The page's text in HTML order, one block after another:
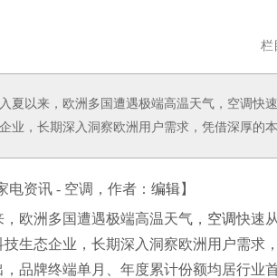
栏
入夏以来，欧洲多国遭遇极端高温天气，空调快
业，长期深入洞察欧洲用户需求，凭借深厚的
电资讯 - 空调，作者： 编辑】
，欧洲多国遭遇极端高温天气， 空调快速
生态企业，长期深入洞察欧洲用户需求
，品牌终端单月、年度累计份额均居行业